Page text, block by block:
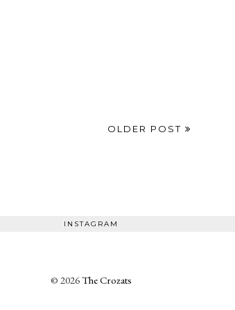
OLDER POST
INSTAGRAM
© 2026The Crozats